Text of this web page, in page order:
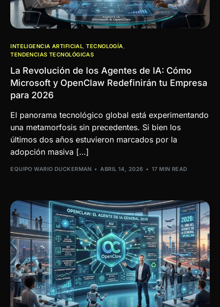
INTELIGENCIA ARTIFICIAL,TECNOLOGÍA,
TENDENCIAS TECNOLÓGICAS
La Revolución de los Agentes de IA: Cómo
Microsoft y OpenClaw Redefinirán tu Empresa
para 2026
El panorama tecnológico global está experimentando
una metamorfosis sin precedentes. Si bien los
últimos dos años estuvieron marcados por la
adopción masiva […]
EQUIPO WARIO DUCKERMAN ABRIL 14, 2026 17 MIN READ